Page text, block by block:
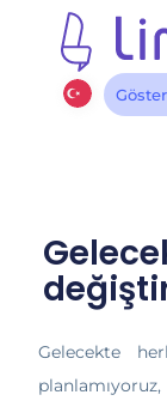
Gelecekte